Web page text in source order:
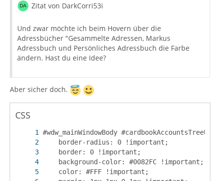
Zitat von DarkCorri53i
Und zwar möchte ich beim Hovern über die
Adressbücher "Gesammelte Adressen, Markus
Adressbuch und Persönliches Adressbuch die Farbe
ändern. Hast du eine Idee?
Aber sicher doch.
CSS